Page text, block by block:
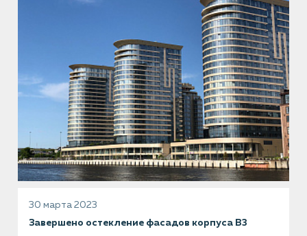
30 марта 2023
Завершено остекление фасадов корпуса В3